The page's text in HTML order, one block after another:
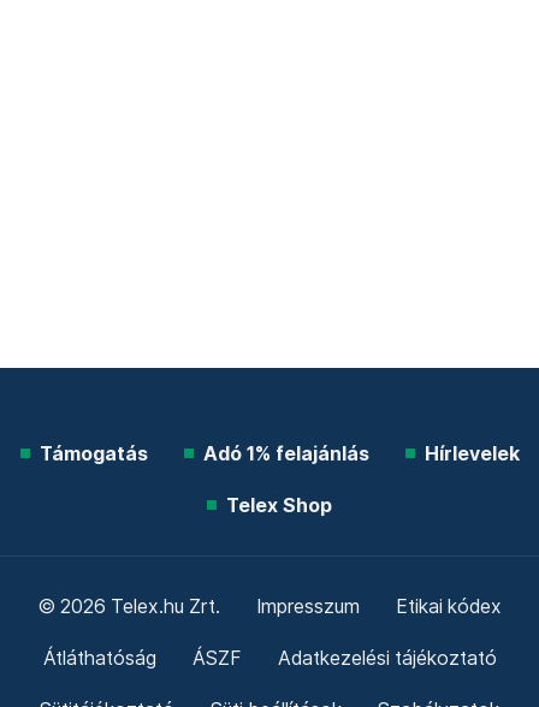
Támogatás Adó 1% felajánlás Hírlevelek
Telex Shop
© 2026 Telex.hu Zrt. Impresszum Etikai kódex
Átláthatóság ÁSZF Adatkezelési tájékoztató